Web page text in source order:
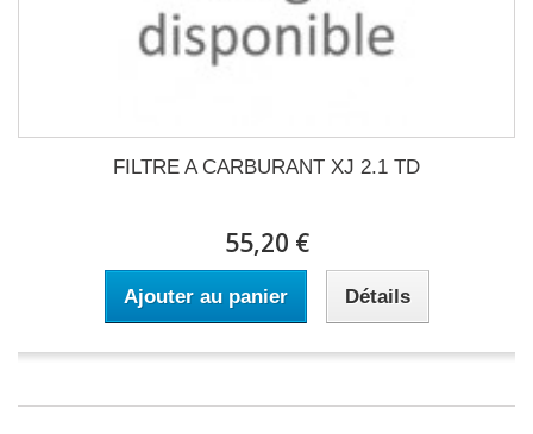
FILTRE A CARBURANT XJ 2.1 TD
55,20 €
Ajouter au panier Détails